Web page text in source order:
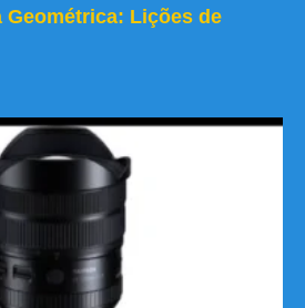
Geométrica: Lições de